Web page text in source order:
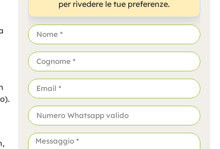
per rivedere le tue preferenze.